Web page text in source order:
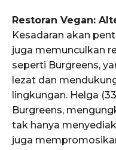
Restoran Vegan:
Kesadaran akan
juga memunculkan
seperti Burgreens,
lezat dan
lingkungan. Helga
Burgreens,
tak hanya
juga